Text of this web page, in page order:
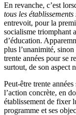
En revanche, c’est
tous les
entrevoit, pour la
socialisme triomphant
d’éducation.
plus l’unanimité,
trente années pour se
surtout, de son aspect
Peut-être trente
l’action concrète, en
établissement de fixer
programme et ses